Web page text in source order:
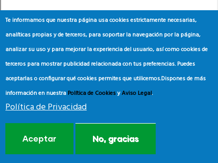
Te informamos que nuestra página usa cookies estrictamente necesarias,
analíticas propias y de terceros, para soportar la navegación por la página,
analizar su uso y para mejorar la experiencia del usuario, así como cookies de
terceros para mostrar publicidad relacionada con tus preferencias. Puedes
aceptarlas o configurar qué cookies permites que utilicemos.Dispones de más
información en nuestra Política de CookiesyAviso Legal.
Política de Privacidad
Aceptar No, gracias